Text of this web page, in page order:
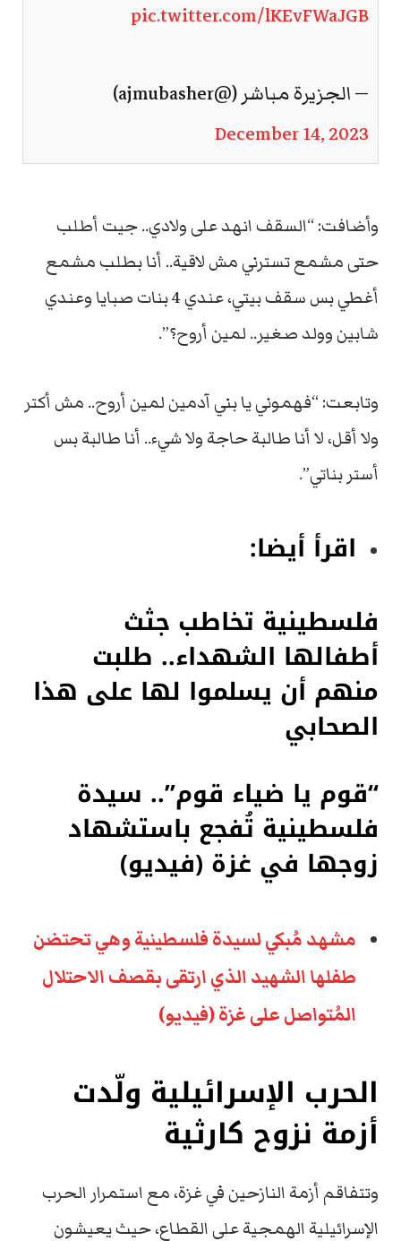
pic.twitter.com/lKEvFWaJGB
— الجزيرة مباشر (@ajmubasher)
December 14, 2023
وأضافت: “السقف انهد على ولادي.. جيت أطلب
حتى مشمع تسترني مش لاقية.. أنا بطلب مشمع
أغطي بس سقف بيتي، عندي 4 بنات صبايا وعندي
شابين وولد صغير.. لمين أروح؟”.
وتابعت: “فهموني يا بني آدمين لمين أروح.. مش أكتر
ولا أقل، لا أنا طالبة حاجة ولا شيء.. أنا طالبة بس
أستر بناتي”.
اقرأ أيضا:
فلسطينية تخاطب جثث
أطفالها الشهداء.. طلبت
منهم أن يسلموا لها على هذا
الصحابي
“قوم يا ضياء قوم”.. سيدة
فلسطينية تُفجع باستشهاد
زوجها في غزة (فيديو)
مشهد مُبكي لسيدة فلسطينية وهي تحتضن
طفلها الشهيد الذي ارتقى بقصف الاحتلال
المُتواصل على غزة (فيديو)
الحرب الإسرائيلية ولّدت
أزمة نزوح كارثية
وتتفاقم أزمة النازحين في غزة، مع استمرار الحرب
الإسرائيلية الهمجية على القطاع، حيث يعيشون